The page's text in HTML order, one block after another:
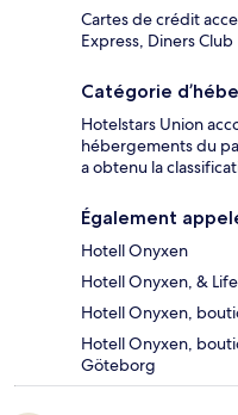
Cartes de crédit
Express, Diners Club
Catégorie
Hotelstars Union
hébergements du
a obtenu la
Également
Hotell Onyxen
Hotell Onyxen, &
Hotell Onyxen,
Hotell Onyxen,
Göteborg